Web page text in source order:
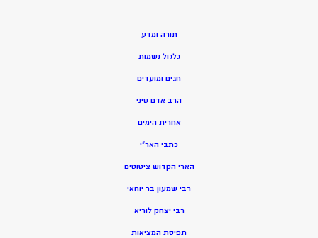
תורה ומדע
גלגול נשמות
חגים ומועדים
הרב אדם סיני
אחרית הימים
כתבי האר”י
הארי הקדוש ציטוטים
רבי שמעון בר יוחאי
רבי יצחק לוריא
תפיסת המציאות